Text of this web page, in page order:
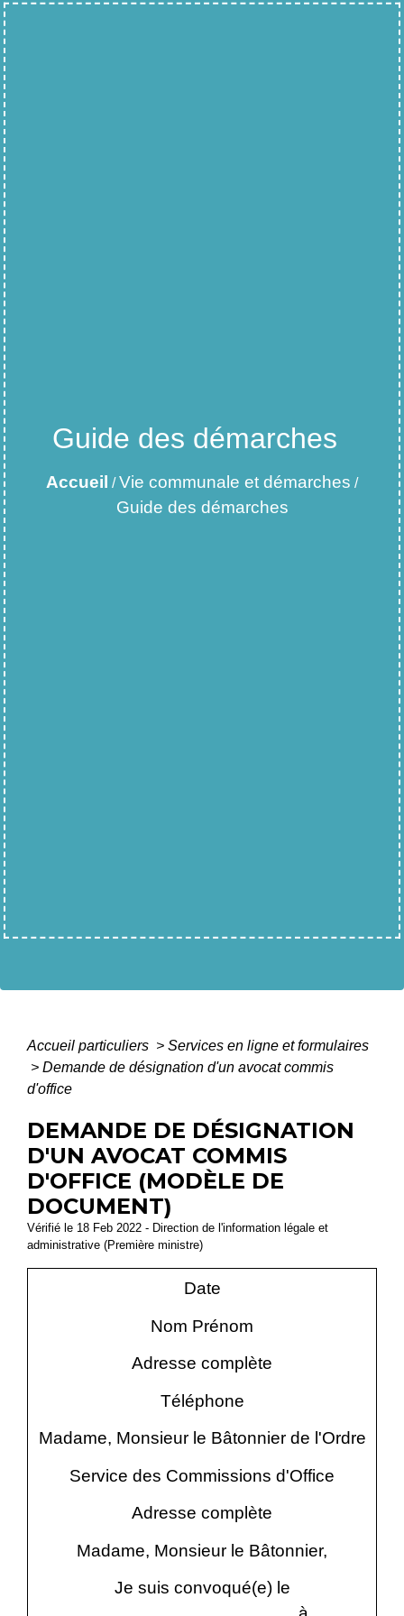
Guide des démarches
Accueil /Vie communale et démarches /
Guide des démarches
Accueil particuliers > Services en ligne et formulaires
> Demande de désignation d'un avocat commis
d'office
DEMANDE DE DÉSIGNATION
D'UN AVOCAT COMMIS
D'OFFICE (MODÈLE DE
DOCUMENT)
Vérifié le 18 Feb 2022 - Direction de l'information légale et
administrative (Première ministre)
Date
Nom Prénom
Adresse complète
Téléphone
Madame, Monsieur le Bâtonnier de l'Ordre
Service des Commissions d'Office
Adresse complète
Madame, Monsieur le Bâtonnier,
Je suis convoqué(e) le